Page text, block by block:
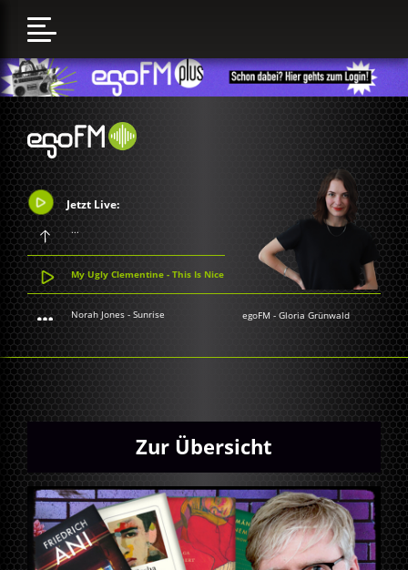
Jetzt Live:
...
My Ugly Clementine - This Is Nice
Norah Jones - Sunrise egoFM -Gloria Grünwald
Zur Übersicht